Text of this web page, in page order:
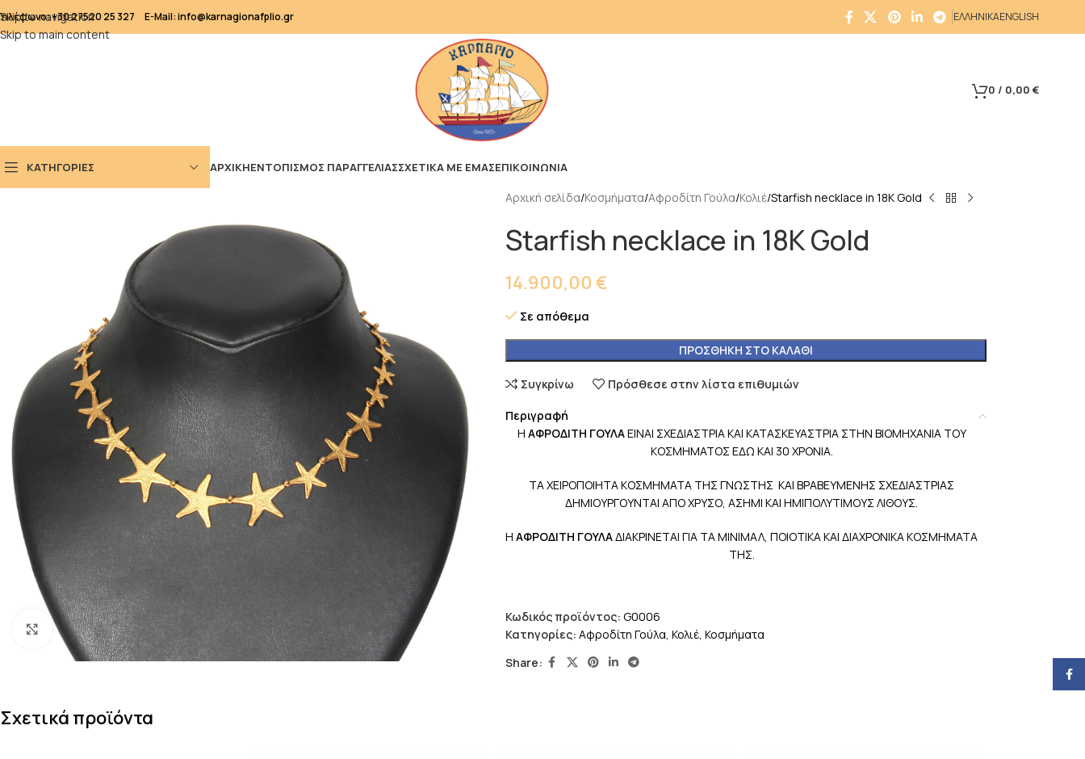
Skip to navigation
Skip to main content
+30 27520 25 327 E-Mail: info@karnagionafplio.gr ΕΛΛΗΝΙΚΑENGLISH
0 / 0,00 €
ΚΑΤΗΓΟΡΙΕΣ ΑΡΧΙΚΗΕΝΤΟΠΙΣΜΟΣ ΠΑΡΑΓΓΕΛΙΑΣΣΧΕΤΙΚΑ ΜΕ ΕΜΑΣΕΠΙΚΟΙΝΩΝΙΑ
Κάντε κλικ για μεγέθυνση
Αρχική σελίδα Κοσμήματα Αφροδίτη Γούλα Κολιέ Starfish necklace in 18K Gold
Starfish necklace in 18K Gold
14.900,00 €
Σε απόθεμα
ΠΡΟΣΘΉΚΗ ΣΤΟ ΚΑΛΆΘΙ
Συγκρίνω Πρόσθεσε στην λίστα επιθυμιών
Περιγραφή
Η ΑΦΡΟΔΙΤΗ ΓΟΥΛΑΕΙΝΑΙ ΣΧΕΔΙΑΣΤΡΙΑ ΚΑΙ ΚΑΤΑΣΚΕΥΑΣΤΡΙΑ ΣΤΗΝ ΒΙΟΜΗΧΑΝΙΑ ΤΟΥ
ΚΟΣΜΗΜΑΤΟΣ ΕΔΩ ΚΑΙ 30 ΧΡΟΝΙΑ.
ΤΑ ΧΕΙΡΟΠΟΙΗΤΑ ΚΟΣΜΗΜΑΤΑ ΤΗΣ ΓΝΩΣΤΗΣ ΚΑΙ ΒΡΑΒΕΥΜΕΝΗΣ ΣΧΕΔΙΑΣΤΡΙΑΣ
ΔΗΜΙΟΥΡΓΟΥΝΤΑΙ ΑΠΟ ΧΡΥΣΟ, ΑΣΗΜΙ ΚΑΙ ΗΜΙΠΟΛΥΤΙΜΟΥΣ ΛΙΘΟΥΣ.
ΗΑΦΡΟΔΙΤΗ ΓΟΥΛΑΔΙΑΚΡΙΝΕΤΑΙ ΓΙΑ ΤΑ ΜΙΝΙΜΑΛ, ΠΟΙΟΤΙΚΑ ΚΑΙ ΔΙΑΧΡΟΝΙΚΑ ΚΟΣΜΗΜΑΤΑ
ΤΗΣ.
Κωδικός προϊόντος: G0006
Κατηγορίες: Αφροδίτη Γούλα, Κολιέ, Κοσμήματα
Share:
Σχετικά προϊόντα